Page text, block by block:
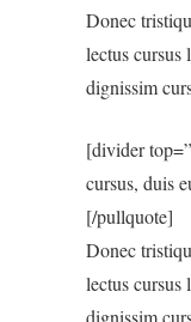
Donec
lectus cursus
dignissim
[divider
cursus, duis
[/pullquote]
Donec
lectus cursus
dignissim